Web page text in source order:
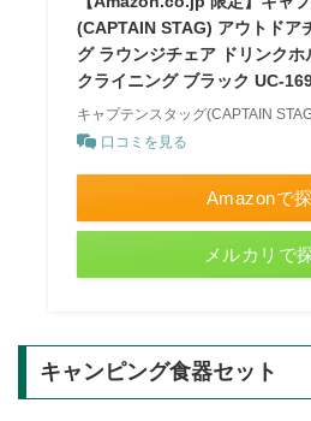
(CAPTAIN STAG) アウトドア
グ ラウンジチェア ドリンクホ
クライニング ブラック UC-
キャプテンスタッグ(CAPTAIN
口コミを見る
Amazonで
メルカリで
キャンピング食器セット